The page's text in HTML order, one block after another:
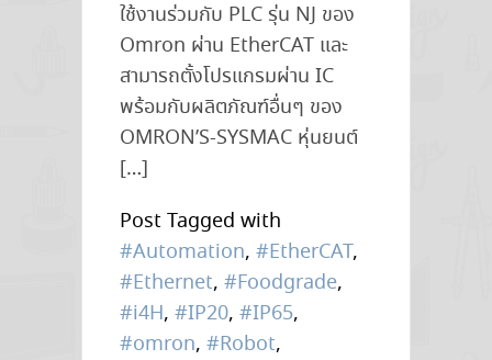
ใช้งานร่วมกับ PLC รุ่น NJ ของ
Omron ผ่าน EtherCAT และ
สามารถตั้งโปรแกรมผ่าน IC
พร้อมกับผลิตภัณฑ์อื่นๆ ของ
OMRON’S-SYSMAC หุ่นยนต์
[…]
Post Tagged with
#Automation, #EtherCAT,
#Ethernet, #Foodgrade,
#i4H, #IP20, #IP65,
#omron, #Robot,